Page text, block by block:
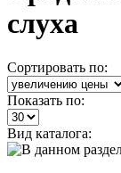
слуха
Сортировать по:
Показать по:
Вид каталога: